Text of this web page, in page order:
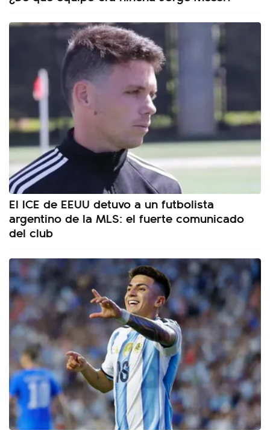
El ICE de EEUU detuvo a un futbolista
argentino de la MLS: el fuerte comunicado
del club